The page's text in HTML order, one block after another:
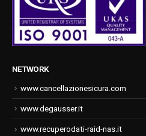
NETWORK
www.cancellazionesicura.com
www.degausser.it
www.recuperodati-raid-nas.it